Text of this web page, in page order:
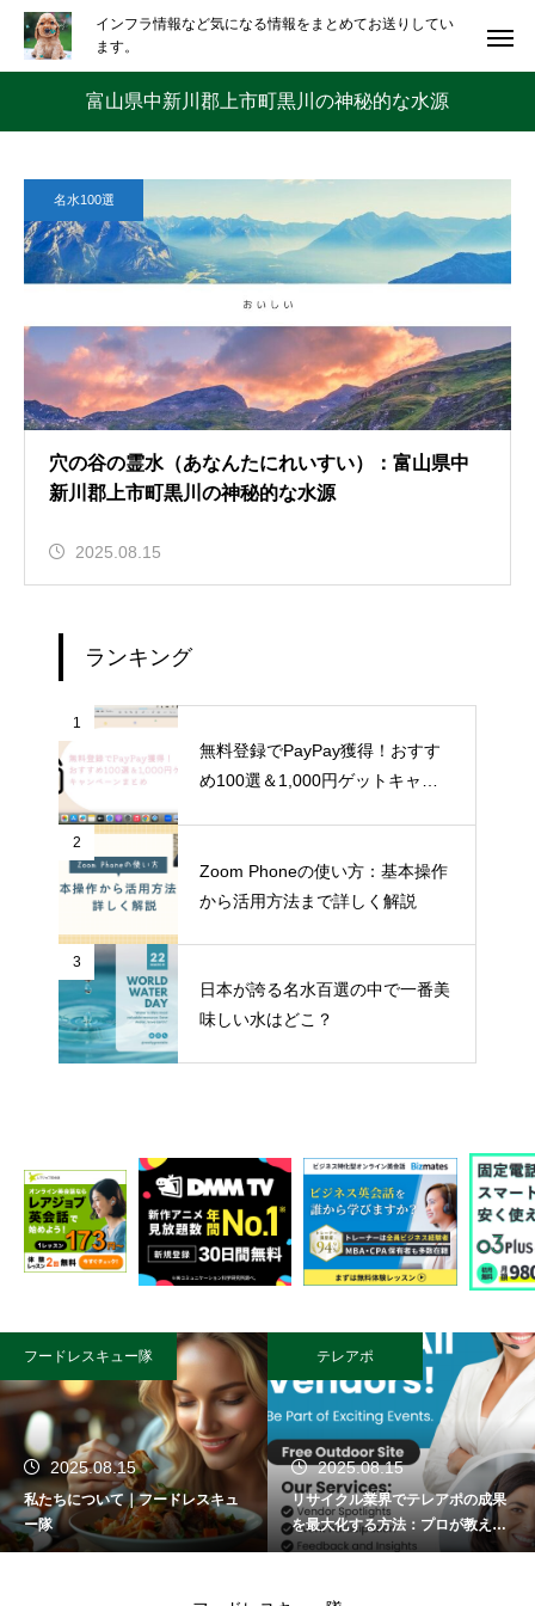
インフラ情報など気になる情報をまとめてお送りしてい
ます。
富山県中新川郡上市町黒川の神秘的な水源
名水100選
穴の谷の霊水（あなんたにれいすい）：富山県中
新川郡上市町黒川の神秘的な水源
2025.08.15
ランキング
1
無料登録でPayPay獲得！おすす
め100選＆1,000円ゲットキャン
2
Zoom Phoneの使い方：基本操作
から活用方法まで詳しく解説
3
日本が誇る名水百選の中で一番美
味しい水はどこ？
フードレスキュー隊
2025.08.15
私たちについて｜フードレスキュ
ー隊
テレアポ
2025.08.15
リサイクル業界でテレアポの成果
を最大化する方法：プロが教える
成功術